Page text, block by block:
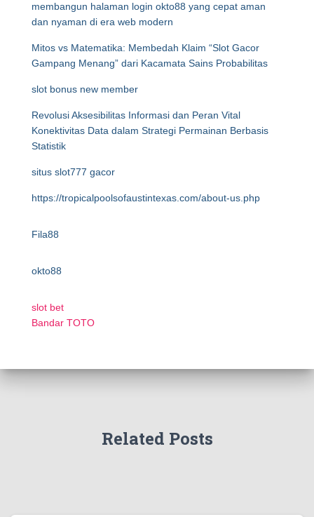
membangun halaman login okto88 yang cepat aman
dan nyaman di era web modern
Mitos vs Matematika: Membedah Klaim “Slot Gacor
Gampang Menang” dari Kacamata Sains Probabilitas
slot bonus new member
Revolusi Aksesibilitas Informasi dan Peran Vital
Konektivitas Data dalam Strategi Permainan Berbasis
Statistik
situs slot777 gacor
https://tropicalpoolsofaustintexas.com/about-us.php
Fila88
okto88
slot bet
Bandar TOTO
Related Posts